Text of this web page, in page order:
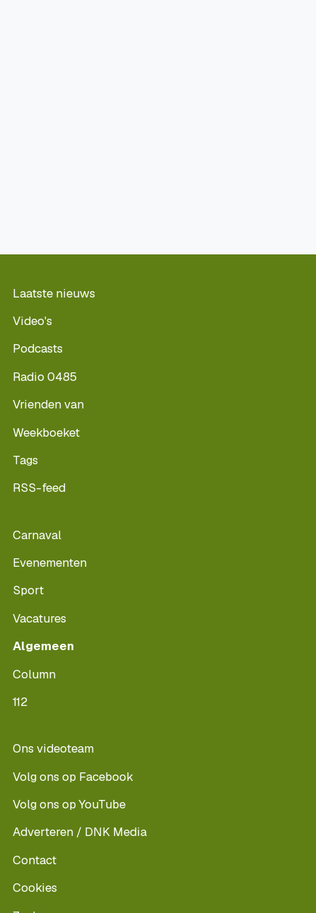
Laatste nieuws
Video's
Podcasts
Radio 0485
Vrienden van
Weekboeket
Tags
RSS-feed
Carnaval
Evenementen
Sport
Vacatures
Algemeen
Column
112
Ons videoteam
Volg ons op Facebook
Volg ons op YouTube
Adverteren / DNK Media
Contact
Cookies